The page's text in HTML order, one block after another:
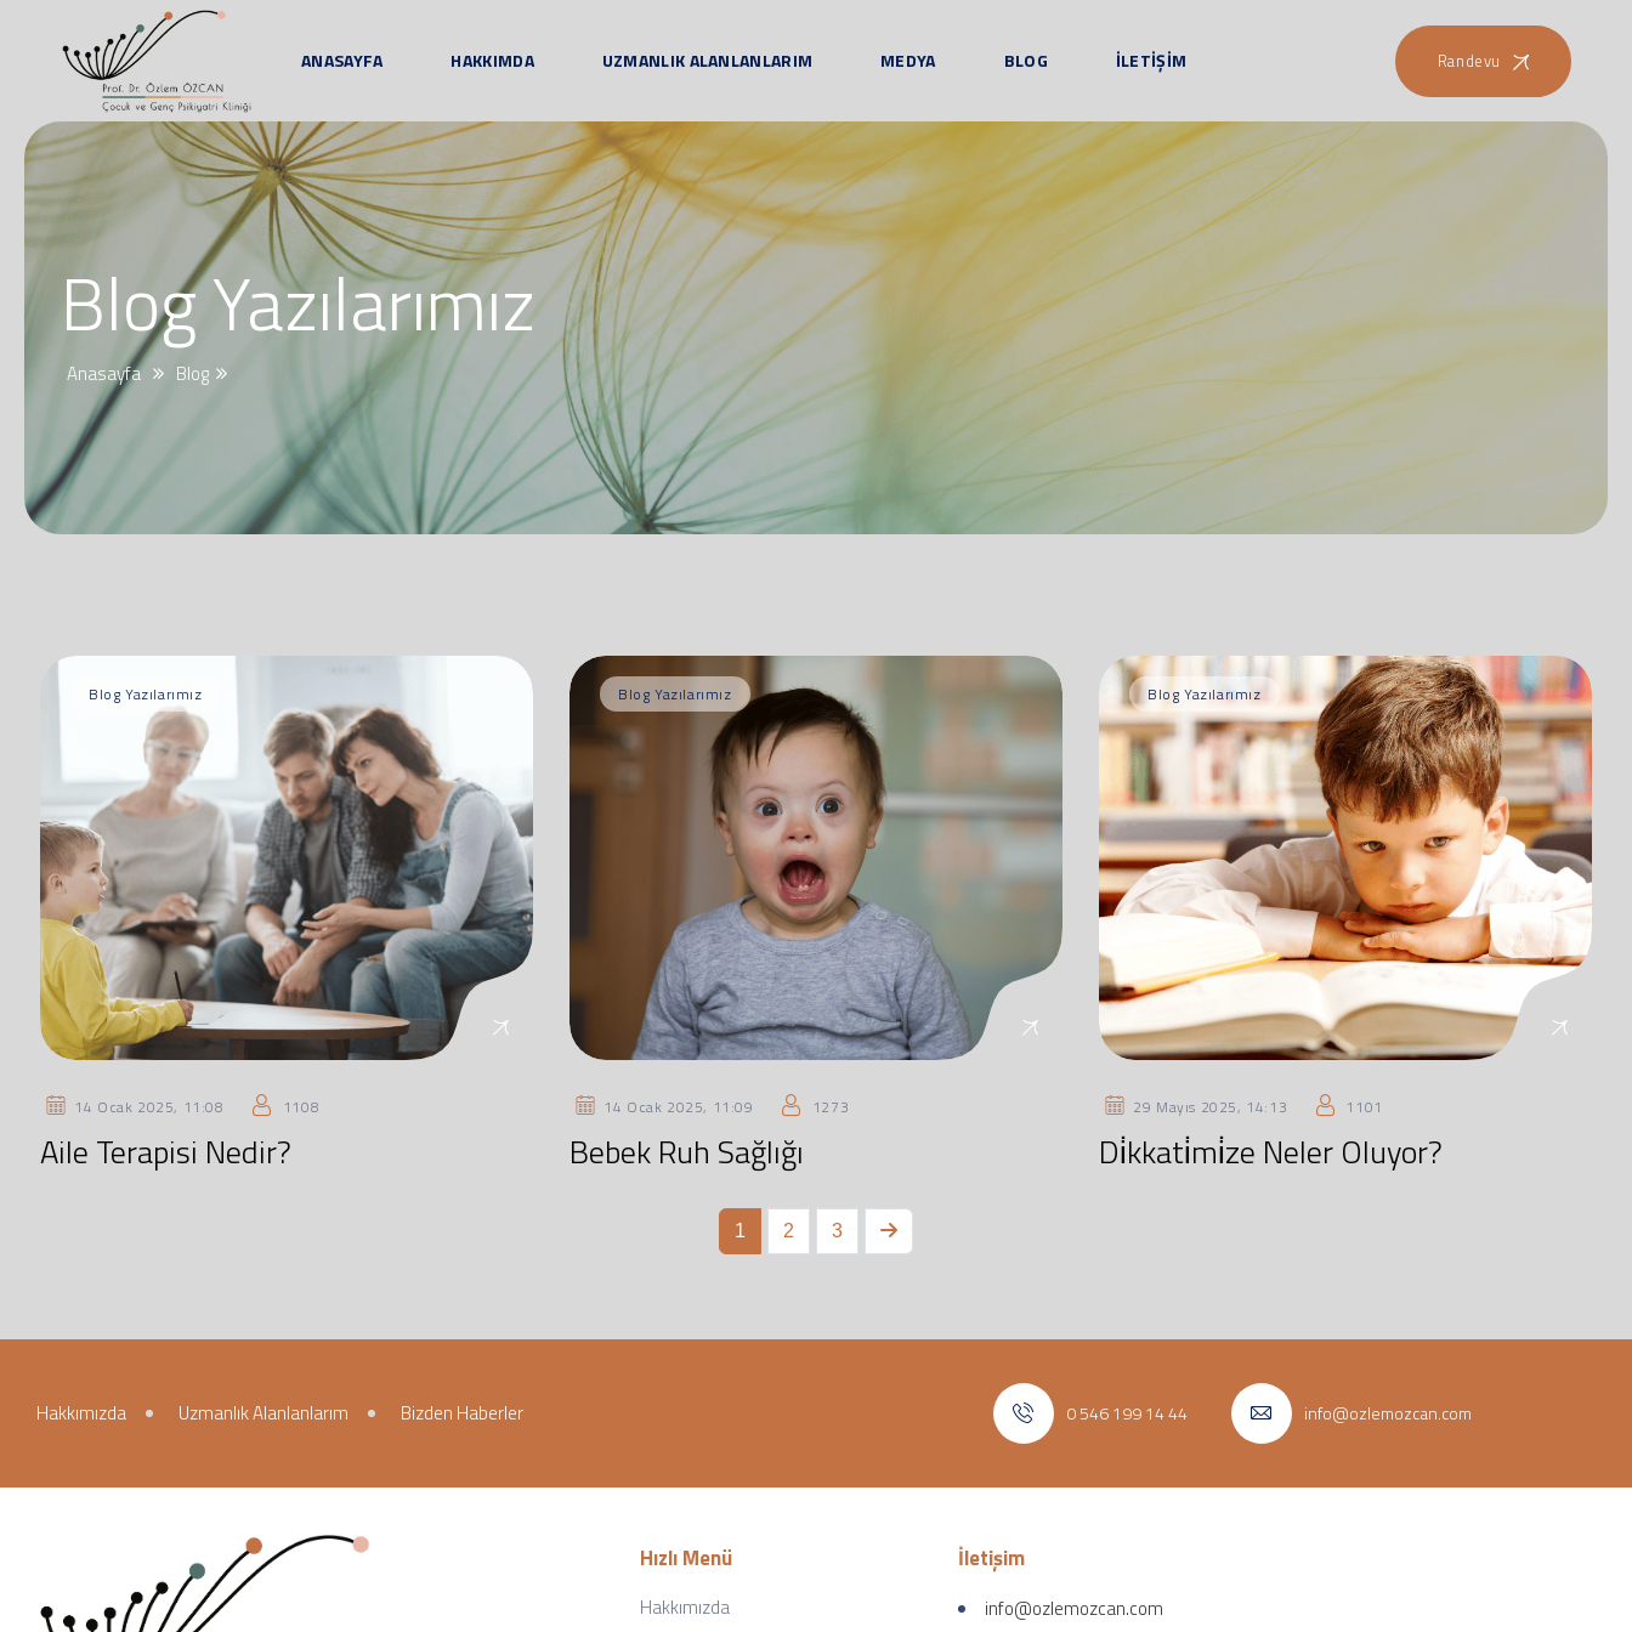
ANASAYFA HAKKIMDA UZMANLIK ALANLANLARIM MEDYA BLOG İLETİŞİM Randevu
Blog Yazılarımız
Anasayfa Blog
Blog Yazılarımız
14 Ocak 2025, 11:08 1108
Aile Terapisi Nedir?
Blog Yazılarımız
14 Ocak 2025, 11:09 1273
Bebek Ruh Sağlığı
Blog Yazılarımız
29 Mayıs 2025, 14:13 1101
Di̇kkati̇mi̇ze Neler Oluyor?
1 2 3
Hakkımızda Uzmanlık Alanlanlarım Bizden Haberler 0 546 199 14 44 info@ozlemozcan.com
Hızlı Menü
Hakkımızda
İletişim
info@ozlemozcan.com